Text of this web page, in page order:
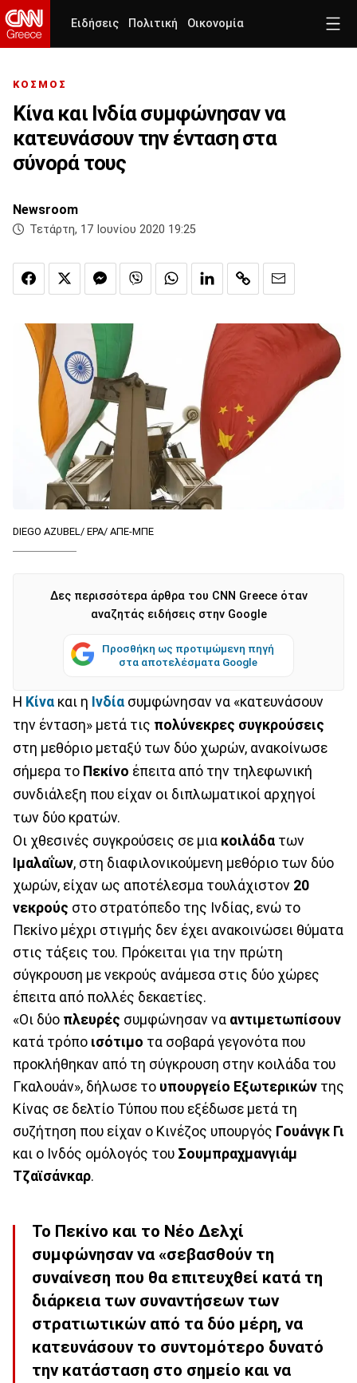
Ειδήσεις Πολιτική Οικονομία
ΚΟΣΜΟΣ
Κίνα και Ινδία συμφώνησαν να
κατευνάσουν την ένταση στα
σύνορά τους
Newsroom
Τετάρτη, 17 Ιουνίου 2020 19:25
DIEGO AZUBEL/ EPA/ ΑΠΕ-ΜΠΕ
Δες περισσότερα άρθρα του CNN Greece όταν
αναζητάς ειδήσεις στην Google
Προσθήκη ως προτιμώμενη πηγή
στα αποτελέσματα Google
Η Κίνα και η Ινδία συμφώνησαν να «κατευνάσουν
την ένταση» μετά τις πολύνεκρες συγκρούσεις
στη μεθόριο μεταξύ των δύο χωρών, ανακοίνωσε
σήμερα το Πεκίνο έπειτα από την τηλεφωνική
συνδιάλεξη που είχαν οι διπλωματικοί αρχηγοί
των δύο κρατών.
Οι χθεσινές συγκρούσεις σε μια κοιλάδα των
Ιμαλαΐων, στη διαφιλονικούμενη μεθόριο των δύο
χωρών, είχαν ως αποτέλεσμα τουλάχιστον 20
νεκρούς στο στρατόπεδο της Ινδίας, ενώ το
Πεκίνο μέχρι στιγμής δεν έχει ανακοινώσει θύματα
στις τάξεις του. Πρόκειται για την πρώτη
σύγκρουση με νεκρούς ανάμεσα στις δύο χώρες
έπειτα από πολλές δεκαετίες.
«Οι δύο πλευρές συμφώνησαν να αντιμετωπίσουν
κατά τρόπο ισότιμο τα σοβαρά γεγονότα που
προκλήθηκαν από τη σύγκρουση στην κοιλάδα του
Γκαλουάν», δήλωσε το υπουργείο Εξωτερικών της
Κίνας σε δελτίο Τύπου που εξέδωσε μετά τη
συζήτηση που είχαν ο Κινέζος υπουργός Γουάνγκ Γι
και ο Ινδός ομόλογός του Σουμπραχμανγιάμ
Τζαϊσάνκαρ.
Το Πεκίνο και το Νέο Δελχί
συμφώνησαν να «σεβασθούν τη
συναίνεση που θα επιτευχθεί κατά τη
διάρκεια των συναντήσεων των
στρατιωτικών από τα δύο μέρη, να
κατευνάσουν το συντομότερο δυνατό
την κατάσταση στο σημείο και να